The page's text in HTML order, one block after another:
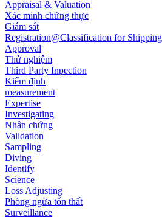
Appraisal & Valuation
Xác minh chứng thực
Giám sát
Registration@Classification for Shipping
Approval
Thử nghiệm
Third Party Inpection
Kiểm định
measurement
Expertise
Investigating
Nhân chứng
Validation
Sampling
Diving
Identify
Science
Loss Adjusting
Phòng ngừa tổn thất
Surveillance